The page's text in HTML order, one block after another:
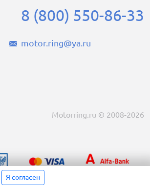
Я согласен
8 (800) 550-86-33
motor.ring@ya.ru
Motorring.ru © 2008-2026